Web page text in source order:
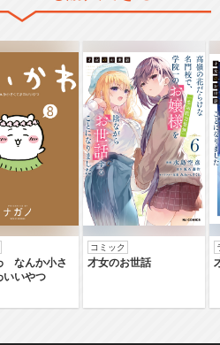
閉じる
なんか小さ
いいやつ
コミック
才女のお世話